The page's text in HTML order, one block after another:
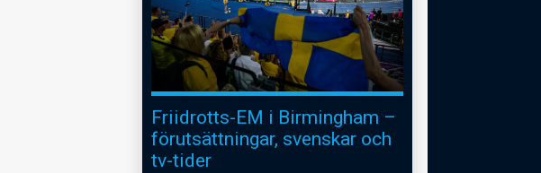
Friidrotts-EM i Birmingham –
förutsättningar, svenskar och
tv-tider